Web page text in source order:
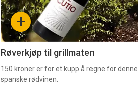
-
4 +
Røverkjøp til grillmaten
150 kroner er for et kupp å regne for denne
spanske rødvinen.